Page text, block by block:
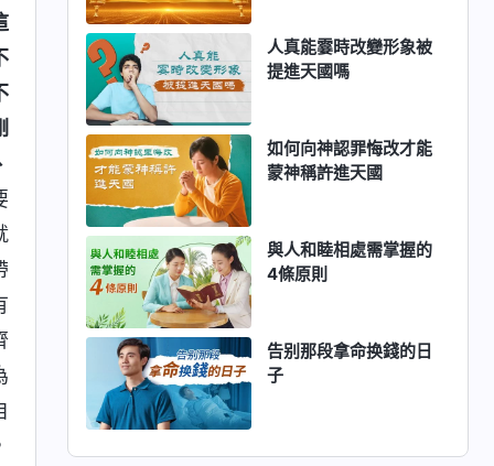
人真能霎時改變形象被
提進天國嗎
如何向神認罪悔改才能
蒙神稱許進天國
與人和睦相處需掌握的
4條原則
告别那段拿命换錢的日
子